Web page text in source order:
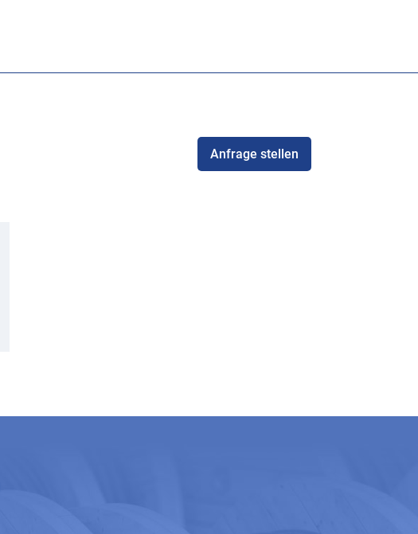
Anfrage stellen